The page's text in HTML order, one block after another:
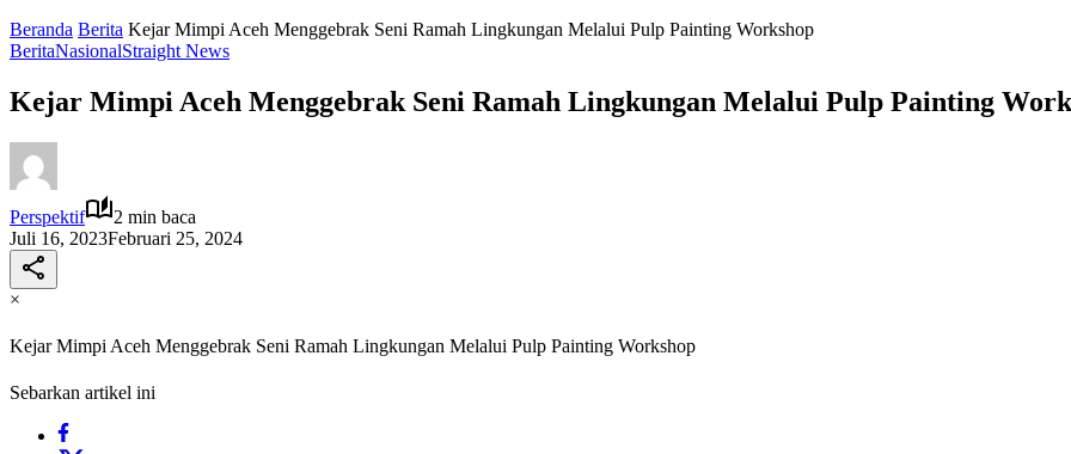
Beranda Berita Kejar Mimpi Aceh Menggebrak Seni Ramah Lingkungan Melalui Pulp Painting Workshop
BeritaNasionalStraight News
Kejar Mimpi Aceh Menggebrak Seni Ramah Lingkungan Melalui Pulp Painting
Perspektif
2 min baca
Juli 16, 2023Februari 25, 2024
×
Kejar Mimpi Aceh Menggebrak Seni Ramah Lingkungan Melalui Pulp Painting Workshop
Sebarkan artikel ini